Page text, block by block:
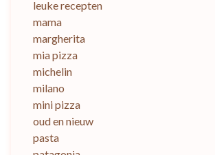
leuke recepten
mama
margherita
mia pizza
michelin
milano
mini pizza
oud en nieuw
pasta